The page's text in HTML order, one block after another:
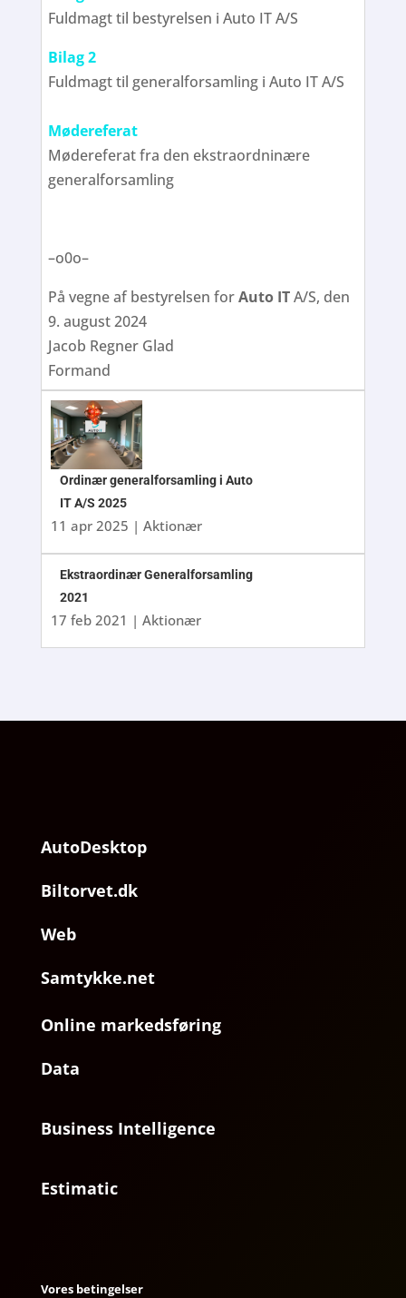
Fuldmagt til bestyrelsen i Auto IT A/S
Bilag 2
Fuldmagt til generalforsamling i Auto IT A/S
Mødereferat
Mødereferat fra den ekstraordninære
generalforsamling
–o0o–
På vegne af bestyrelsen forAuto ITA/S, den
9. august 2024
Jacob Regner Glad
Formand
Ordinær generalforsamling i Auto
IT A/S 2025
11 apr 2025 | Aktionær
Ekstraordinær Generalforsamling
2021
17 feb 2021 | Aktionær
AutoDesktop
Biltorvet.dk
Web
Samtykke.net
Online markedsføring
Data
Business Intelligence
Estimatic
Vores betingelser